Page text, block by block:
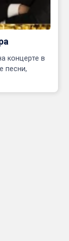
концерте в
песни,